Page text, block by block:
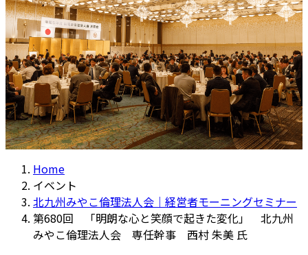
Home
イベント
北九州みやこ倫理法人会｜経営者モーニングセミナー
第680回 「明朗な心と笑顔で起きた変化」 北九州
みやこ倫理法人会 専任幹事 西村 朱美 氏